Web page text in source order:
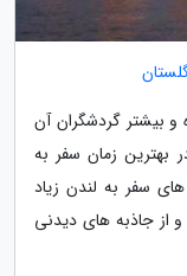
بیشتر گردشگران آن
بهترین زمان سفر به
سفر به لندن زیاد
از جاذبه های دیدنی